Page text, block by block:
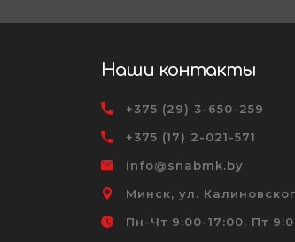
Наши контакты
+375 (29) 3-650-259
+375 (17) 2-021-571
info@snabmk.by
Минск, ул.
Пн-Чт 9:00-17:00, Пт